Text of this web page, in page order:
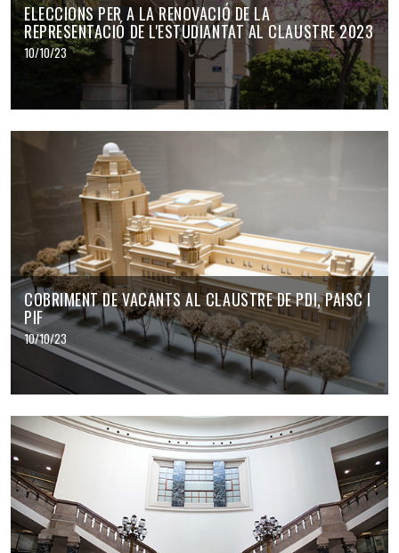
ELECCIONS PER A LA RENOVACIÓ DE LA
REPRESENTACIÓ DE L'ESTUDIANTAT AL CLAUSTRE 2023
10/10/23
COBRIMENT DE VACANTS AL CLAUSTRE DE PDI, PAISC I
PIF
10/10/23